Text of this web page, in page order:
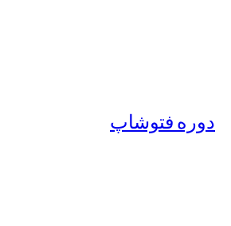
دوره فتوشاپ